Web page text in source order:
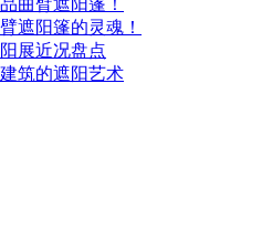
遮阳篷的灵魂！
展近况盘点
筑的遮阳艺术